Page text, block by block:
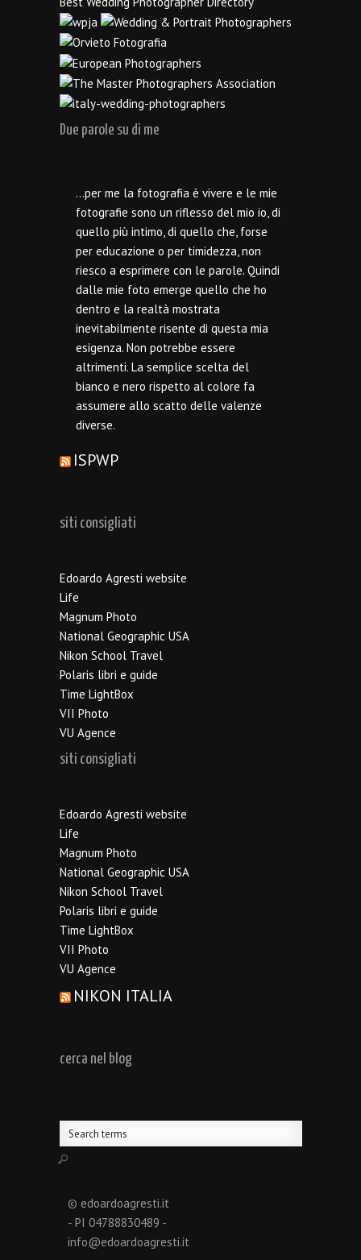
Due parole su di me
…per me la fotografia è vivere e le mie
fotografie sono un riflesso del mio io, di
quello più intimo, di quello che, forse
per educazione o per timidezza, non
riesco a esprimere con le parole. Quindi
dalle mie foto emerge quello che ho
dentro e la realtà mostrata
inevitabilmente risente di questa mia
esigenza. Non potrebbe essere
altrimenti. La semplice scelta del
bianco e nero rispetto al colore fa
assumere allo scatto delle valenze
diverse.
ISPWP
siti consigliati
Edoardo Agresti website
Life
Magnum Photo
National Geographic USA
Nikon School Travel
Polaris libri e guide
Time LightBox
VII Photo
VU Agence
siti consigliati
Edoardo Agresti website
Life
Magnum Photo
National Geographic USA
Nikon School Travel
Polaris libri e guide
Time LightBox
VII Photo
VU Agence
NIKON ITALIA
cerca nel blog
© edoardoagresti.it
- PI 04788830489 -
info@edoardoagresti.it